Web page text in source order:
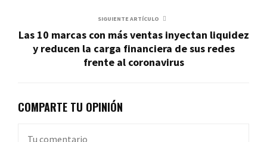
SIGUIENTE ARTÍCULO
Las 10 marcas con más ventas inyectan liquidez
y reducen la carga financiera de sus redes
frente al coronavirus
COMPARTE TU OPINIÓN